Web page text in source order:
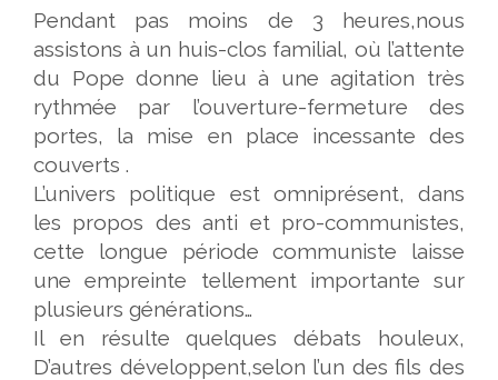
Pendant pas moins de 3 heures,nous
assistons à un huis-clos familial, où l’attente
du Pope donne lieu à une agitation très
rythmée par l’ouverture-fermeture des
portes, la mise en place incessante des
couverts .
L’univers politique est omniprésent, dans
les propos des anti et pro-communistes,
cette longue période communiste laisse
une empreinte tellement importante sur
plusieurs générations…
Il en résulte quelques débats houleux,
D’autres développent,selon l’un des fils des